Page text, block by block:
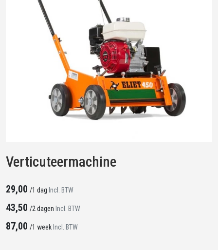
Verticuteermachine
29,00 /1 dag Incl. BTW
43,50 /2 dagen Incl. BTW
87,00 /1 week Incl. BTW